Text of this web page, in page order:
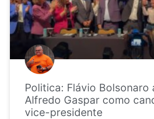
Politica: Flávio Bolsonaro
Alfredo Gaspar como
vice-presidente